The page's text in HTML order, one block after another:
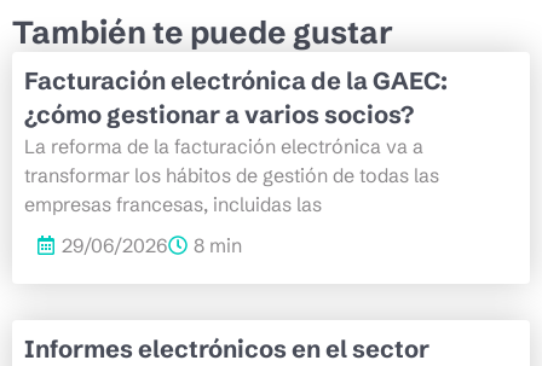
También te puede gustar
Facturación electrónica de la GAEC:
¿cómo gestionar a varios socios?
La reforma de la facturación electrónica va a
transformar los hábitos de gestión de todas las
empresas francesas, incluidas las
29/06/2026
8 min
Informes electrónicos en el sector